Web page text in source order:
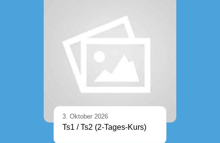
3. Oktober 2026
Ts1 / Ts2 (2-Tages-Kurs)